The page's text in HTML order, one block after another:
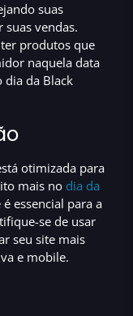
suas
suas vendas.
produtos que
naquela data
dia da Black
otimizada para
mais no dia da
é essencial para a
se de usar
seu site mais
e mobile.